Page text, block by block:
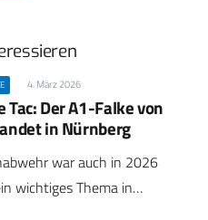
4. März 2026
Tac: Der A1-Falke von
in Nürnberg
war auch in 2026
wichtiges Thema in…